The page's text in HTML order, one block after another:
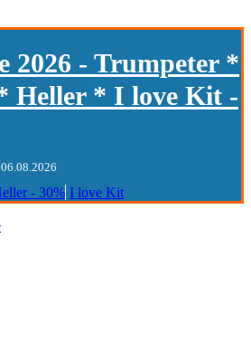
2026 - Trumpeter *
Heller * I love Kit -
- 30% I love Kit